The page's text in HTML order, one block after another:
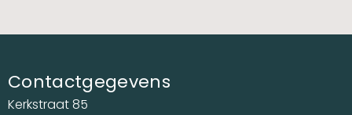
Contactgegevens
Kerkstraat 85